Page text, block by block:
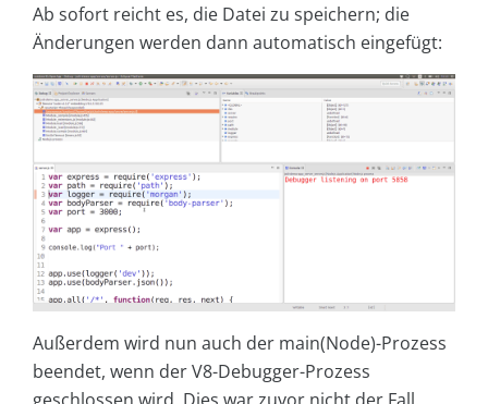
Ab sofort reicht es, die Datei zu speichern; die
Änderungen werden dann automatisch eingefügt:
Außerdem wird nun auch der main(Node)-Prozess
beendet, wenn der V8-Debugger-Prozess